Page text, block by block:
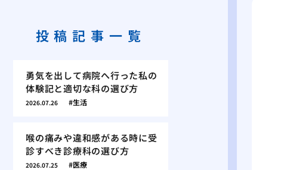
投稿記事一覧
勇気を出して病院へ行った私の
体験記と適切な科の選び方
2026.07.26 生活
喉の痛みや違和感がある時に受
診すべき診療科の選び方
2026.07.25 医療